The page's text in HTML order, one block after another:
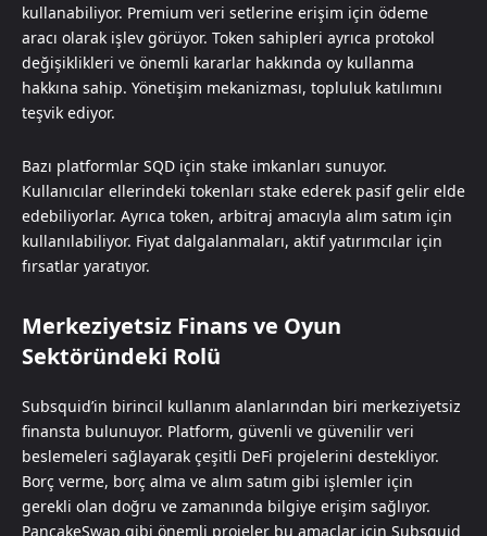
kullanabiliyor. Premium veri setlerine erişim için ödeme
aracı olarak işlev görüyor. Token sahipleri ayrıca protokol
değişiklikleri ve önemli kararlar hakkında oy kullanma
hakkına sahip. Yönetişim mekanizması, topluluk katılımını
teşvik ediyor.
Bazı platformlar SQD için stake imkanları sunuyor.
Kullanıcılar ellerindeki tokenları stake ederek pasif gelir elde
edebiliyorlar. Ayrıca token, arbitraj amacıyla alım satım için
kullanılabiliyor. Fiyat dalgalanmaları, aktif yatırımcılar için
fırsatlar yaratıyor.
Merkeziyetsiz Finans ve Oyun
Sektöründeki Rolü
Subsquid’in birincil kullanım alanlarından biri merkeziyetsiz
finansta bulunuyor. Platform, güvenli ve güvenilir veri
beslemeleri sağlayarak çeşitli DeFi projelerini destekliyor.
Borç verme, borç alma ve alım satım gibi işlemler için
gerekli olan doğru ve zamanında bilgiye erişim sağlıyor.
PancakeSwap gibi önemli projeler bu amaçlar için Subsquid